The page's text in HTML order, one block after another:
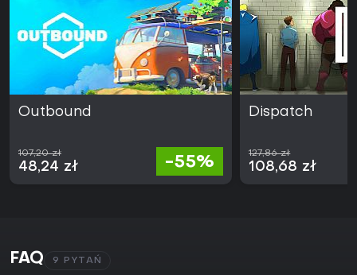
Outbound
107,20 zł
48,24 zł -55%
Dispatch
127,86 zł
108,68 zł
FAQ 9 PYTAŃ